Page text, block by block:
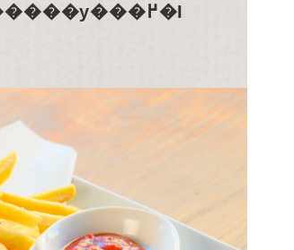
���E�e���̃r�[�����y���߂�I